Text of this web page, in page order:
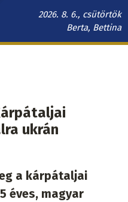
2026. 8. 6., csütörtök
Berta, Bettina
ukrán
a kárpátaljai
éves, magyar